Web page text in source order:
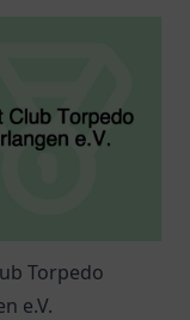
Torpedo
e.V.